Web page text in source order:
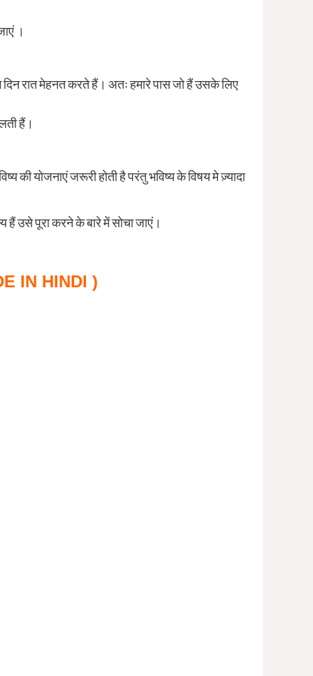
।
दिन रात मेहनत करते हैं। अतः हमारे पास जो हैं उसके लिए
हैं।
की योजनाएं जरूरी होती है परंतु भविष्य के विषय मे ज़्यादा
हैं उसे पूरा करने के बारे में सोचा जाएं।
IN HINDI )